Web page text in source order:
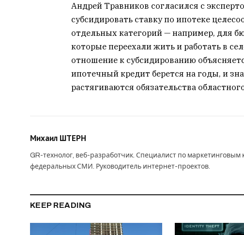
Андрей Травников согласился с
субсидировать ставку по ипотеке
отдельных категорий — например, для
которые переехали жить и работать в
отношение к субсидированию
ипотечный кредит берется на годы, и
растягиваются обязательства
Михаил ШТЕРН
GR-технолог, веб-разработчик. Специалист по
федеральных СМИ. Руководитель интернет-проектов.
KEEP READING